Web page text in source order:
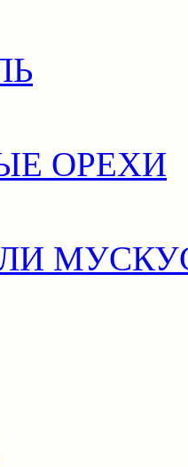
ОРЕХИ